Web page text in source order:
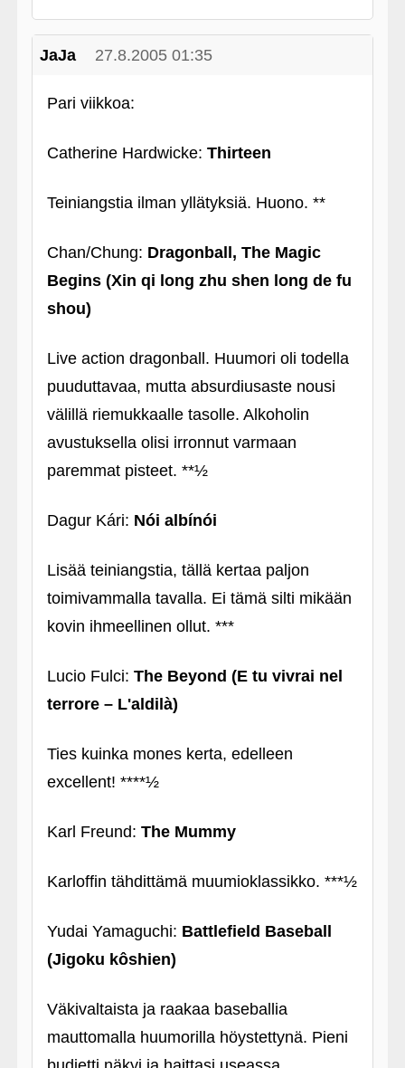
JaJa 27.8.2005 01:35
Pari viikkoa:
Catherine Hardwicke: Thirteen
Teiniangstia ilman yllätyksiä. Huono. **
Chan/Chung: Dragonball, The Magic
Begins (Xin qi long zhu shen long de fu
shou)
Live action dragonball. Huumori oli todella
puuduttavaa, mutta absurdiusaste nousi
välillä riemukkaalle tasolle. Alkoholin
avustuksella olisi irronnut varmaan
paremmat pisteet. **½
Dagur Kári: Nói albínói
Lisää teiniangstia, tällä kertaa paljon
toimivammalla tavalla. Ei tämä silti mikään
kovin ihmeellinen ollut. ***
Lucio Fulci: The Beyond (E tu vivrai nel
terrore – L'aldilà)
Ties kuinka mones kerta, edelleen
excellent! ****½
Karl Freund: The Mummy
Karloffin tähdittämä muumioklassikko. ***½
Yudai Yamaguchi: Battlefield Baseball
(Jigoku kôshien)
Väkivaltaista ja raakaa baseballia
mauttomalla huumorilla höystettynä. Pieni